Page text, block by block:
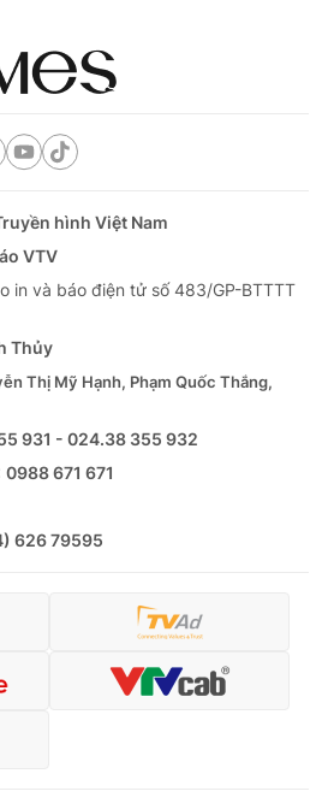
hình Việt Nam
VTV
in và báo điện tử số 483/GP-BTTTT
Thủy
Thị Mỹ Hạnh, Phạm Quốc Thắng,
931 - 024.38 355 932
0988 671 671
626 79595